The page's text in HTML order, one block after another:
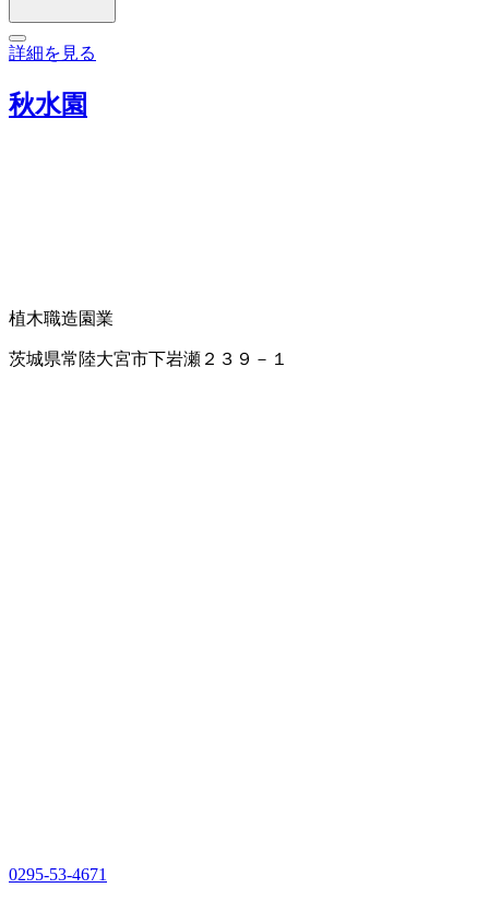
詳細を見る
秋水園
植木職造園業
茨城県常陸大宮市下岩瀬２３９－１
0295-53-4671